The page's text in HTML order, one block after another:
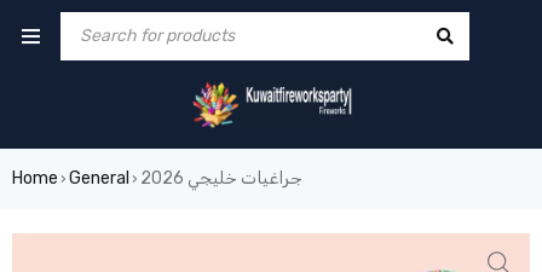
Home › General › جراغيات خليجي 2026